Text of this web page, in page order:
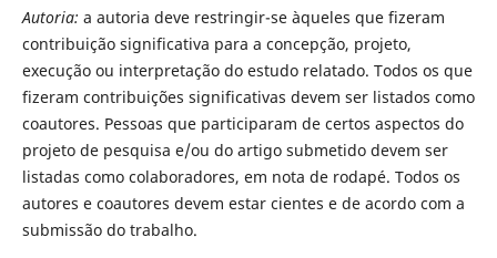
Autoria: a autoria deve restringir-se àqueles que fizeram
contribuição significativa para a concepção, projeto,
execução ou interpretação do estudo relatado. Todos os que
fizeram contribuições significativas devem ser listados como
coautores. Pessoas que participaram de certos aspectos do
projeto de pesquisa e/ou do artigo submetido devem ser
listadas como colaboradores, em nota de rodapé. Todos os
autores e coautores devem estar cientes e de acordo com a
submissão do trabalho.